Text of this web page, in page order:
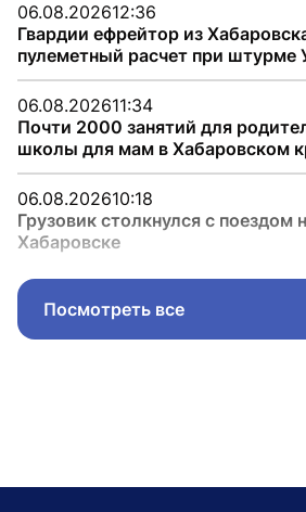
06.08.202612:36
Гвардии ефрейтор из
пулеметный расчет при штурме
06.08.202611:34
Почти 2000 занятий для
школы для мам в Хабаровском
06.08.202610:18
Грузовик столкнулся с поездом
Хабаровске
Посмотреть все